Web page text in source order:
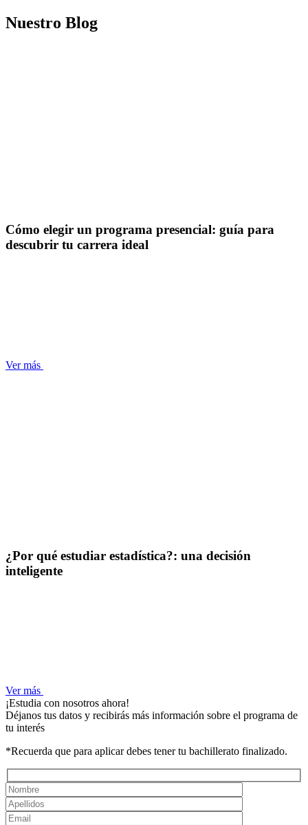
Nuestro Blog
Cómo elegir un programa presencial: guía para
descubrir tu carrera ideal
Ver más
¿Por qué estudiar estadística?: una decisión
inteligente
Ver más
¡Estudia con nosotros ahora!
Déjanos tus datos y recibirás más información sobre el programa de
tu interés
*Recuerda que para aplicar debes tener tu bachillerato finalizado.